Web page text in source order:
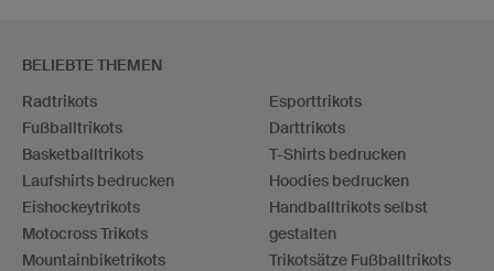
BELIEBTE THEMEN
Radtrikots
Fußballtrikots
Basketballtrikots
Laufshirts bedrucken
Eishockeytrikots
Motocross Trikots
Mountainbiketrikots
Esporttrikots
Darttrikots
T-Shirts bedrucken
Hoodies bedrucken
Handballtrikots selbst
gestalten
Trikotsätze Fußballtrikots